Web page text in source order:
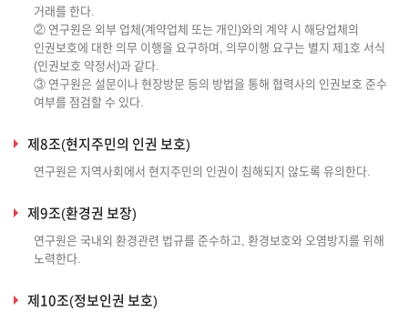
거래를 한다.
② 연구원은 외부 업체(계약업체 또는 개인)와의 계약 시 해당업체의
인권보호에 대한 의무 이행을 요구하며, 의무이행 요구는 별지 제1호 서식
(인권보호 약정서)과 같다.
③ 연구원은 설문이나 현장방문 등의 방법을 통해 협력사의 인권보호 준수
여부를 점검할 수 있다.
제8조(현지주민의 인권 보호)
연구원은 지역사회에서 현지주민의 인권이 침해되지 않도록 유의한다.
제9조(환경권 보장)
연구원은 국내외 환경관련 법규를 준수하고, 환경보호와 오염방지를 위해
노력한다.
제10조(정보인권 보호)